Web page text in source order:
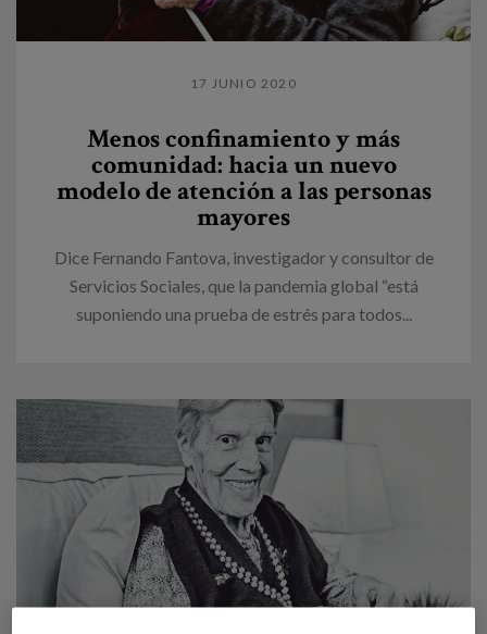
17 JUNIO 2020
Menos confinamiento y más
comunidad: hacia un nuevo
modelo de atención a las personas
mayores
Dice Fernando Fantova, investigador y consultor de
Servicios Sociales, que la pandemia global “está
suponiendo una prueba de estrés para todos...